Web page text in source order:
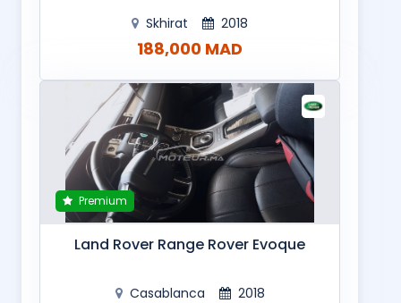
Skhirat 2018
188,000 MAD
Premium
Land Rover Range Rover Evoque
Casablanca 2018